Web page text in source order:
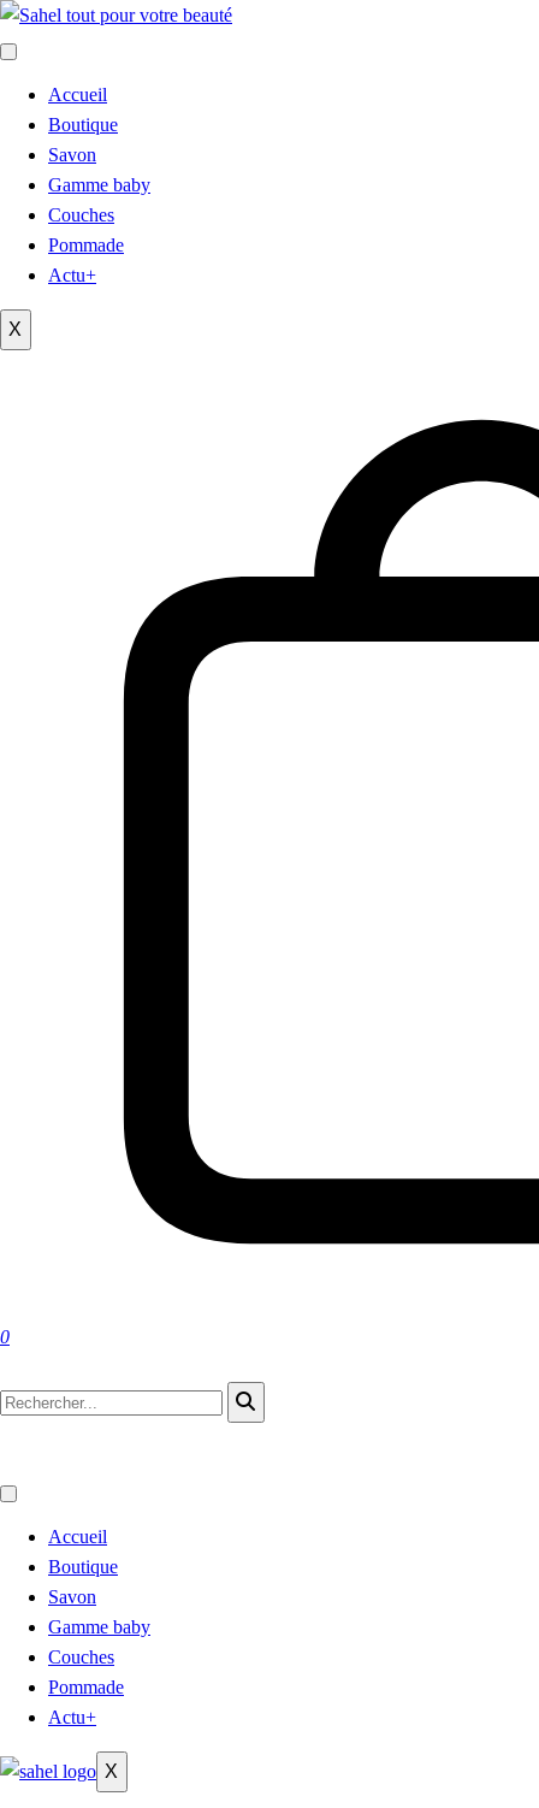
Accueil
Boutique
Savon
Gamme baby
Couches
Pommade
Actu+
X
0
Accueil
Boutique
Savon
Gamme baby
Couches
Pommade
Actu+
X